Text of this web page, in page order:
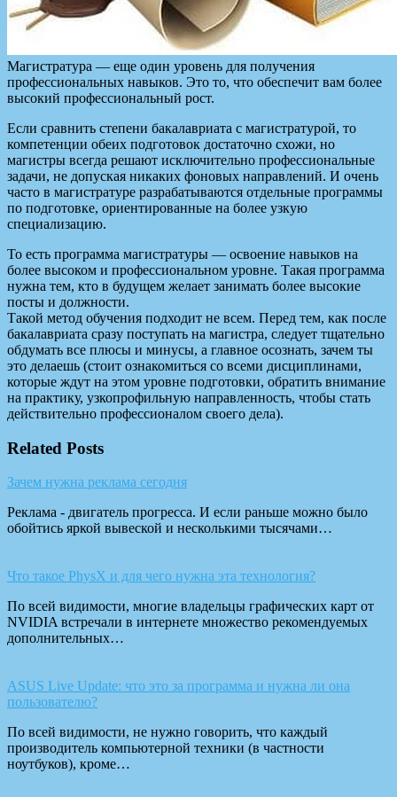
Магистратура — еще один уровень для получения
профессиональных навыков. Это то, что обеспечит вам более
высокий профессиональный рост.
Если сравнить степени бакалавриата с магистратурой, то
компетенции обеих подготовок достаточно схожи, но
магистры всегда решают исключительно профессиональные
задачи, не допуская никаких фоновых направлений. И очень
часто в магистратуре разрабатываются отдельные программы
по подготовке, ориентированные на более узкую
специализацию.
То есть программа магистратуры — освоение навыков на
более высоком и профессиональном уровне. Такая программа
нужна тем, кто в будущем желает занимать более высокие
посты и должности.
Такой метод обучения подходит не всем. Перед тем, как после
бакалавриата сразу поступать на магистра, следует тщательно
обдумать все плюсы и минусы, а главное осознать, зачем ты
это делаешь (стоит ознакомиться со всеми дисциплинами,
которые ждут на этом уровне подготовки, обратить внимание
на практику, узкопрофильную направленность, чтобы стать
действительно профессионалом своего дела).
Related Posts
Зачем нужна реклама сегодня
Реклама - двигатель прогресса. И если раньше можно было
обойтись яркой вывеской и несколькими тысячами…
Что такое PhysX и для чего нужна эта технология?
По всей видимости, многие владельцы графических карт от
NVIDIA встречали в интернете множество рекомендуемых
дополнительных…
ASUS Live Update: что это за программа и нужна ли она
пользователю?
По всей видимости, не нужно говорить, что каждый
производитель компьютерной техники (в частности
ноутбуков), кроме…